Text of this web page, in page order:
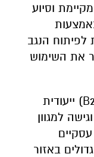
וסיוע
לפיתוח הנגב
את השימוש
מיזם ביזבנגב הינו זירה עסקית (B2B) ייעודית
למגוון
עסקיים
באזור